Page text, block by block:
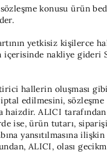
konusu ürün
yetkisiz kişilerce
nakliye gideri
hallerin oluşması
edilmesini,
ALICI
ise, ürün tutarı,
yansıtılmasına
ALICI, olası